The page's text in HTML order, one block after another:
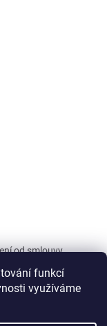
funkcí
využíváme
od smlouvy